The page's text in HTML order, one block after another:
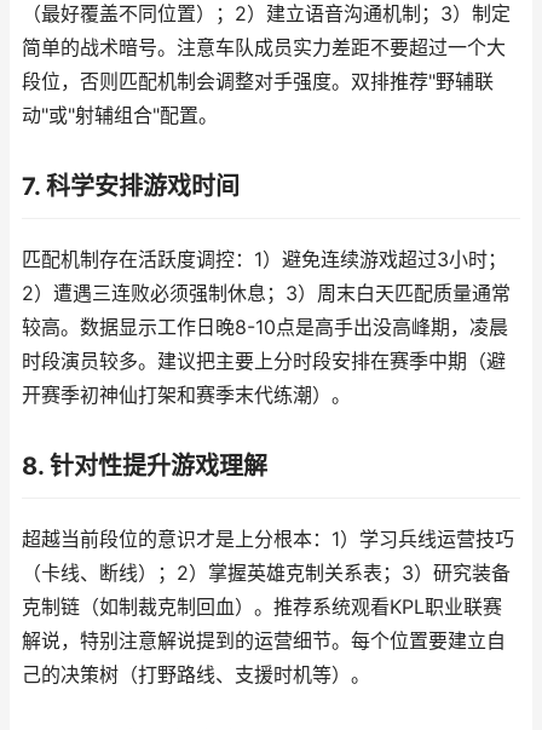
（最好覆盖不同位置）；2）建立语音沟通机制；3）制定
简单的战术暗号。注意车队成员实力差距不要超过一个大
段位，否则匹配机制会调整对手强度。双排推荐"野辅联
动"或"射辅组合"配置。
7. 科学安排游戏时间
匹配机制存在活跃度调控：1）避免连续游戏超过3小时；
2）遭遇三连败必须强制休息；3）周末白天匹配质量通常
较高。数据显示工作日晚8-10点是高手出没高峰期，凌晨
时段演员较多。建议把主要上分时段安排在赛季中期（避
开赛季初神仙打架和赛季末代练潮）。
8. 针对性提升游戏理解
超越当前段位的意识才是上分根本：1）学习兵线运营技巧
（卡线、断线）；2）掌握英雄克制关系表；3）研究装备
克制链（如制裁克制回血）。推荐系统观看KPL职业联赛
解说，特别注意解说提到的运营细节。每个位置要建立自
己的决策树（打野路线、支援时机等）。